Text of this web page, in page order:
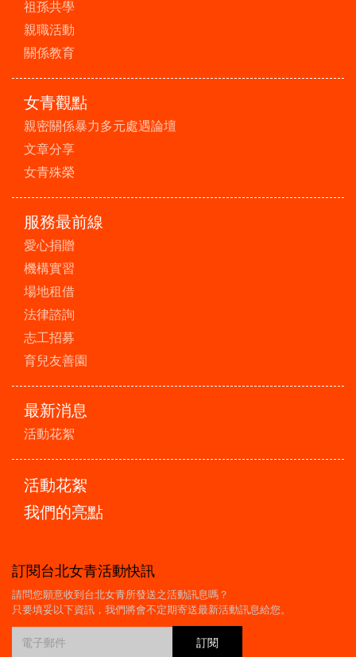
祖孫共學
親職活動
關係教育
女青觀點
親密關係暴力多元處遇論壇
文章分享
女青殊榮
服務最前線
愛心捐贈
機構實習
場地租借
法律諮詢
志工招募
育兒友善園
最新消息
活動花絮
活動花絮
我們的亮點
訂閱台北女青活動快訊
請問您願意收到台北女青所發送之活動訊息嗎？
只要填妥以下資訊，我們將會不定期寄送最新活動訊息給您。